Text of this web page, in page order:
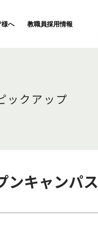
様へ 教職員採用情報
ックアップ
ンキャンパス